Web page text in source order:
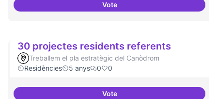
Vote3-4 centres-lab internacionals
30 projectes residents referents
Treballem el pla estratègic del Canòdrom
Residències
5 anys 0 0
Vote30 projectes residents referents